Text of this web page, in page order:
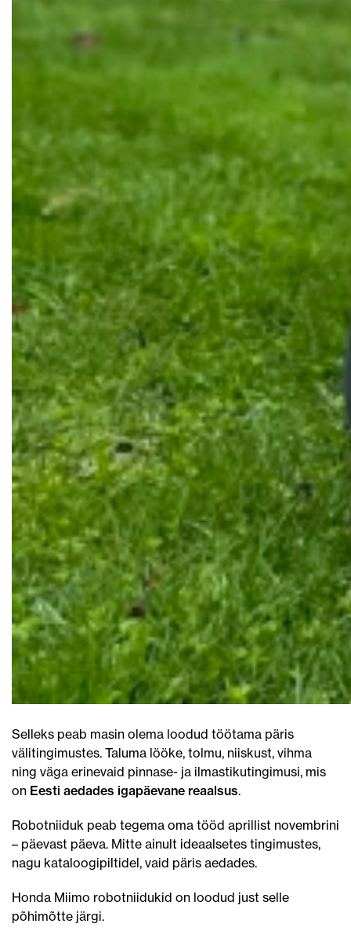
Selleks peab masin olema loodud töötama päris
välitingimustes. Taluma lööke, tolmu, niiskust, vihma
ning väga erinevaid pinnase- ja ilmastikutingimusi, mis
on Eesti aedades igapäevane reaalsus.
Robotniiduk peab tegema oma tööd aprillist novembrini
– päevast päeva. Mitte ainult ideaalsetes tingimustes,
nagu kataloogipiltidel, vaid päris aedades.
Honda Miimo robotniidukid on loodud just selle
põhimõtte järgi.